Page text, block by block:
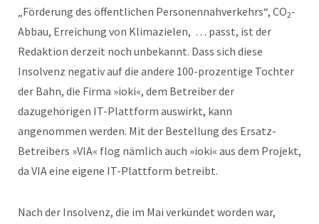
„Förderung des öffentlichen Personennahverkehrs“, CO2-
Abbau, Erreichung von Klimazielen, … passt, ist der
Redaktion derzeit noch unbekannt. Dass sich diese
Insolvenz negativ auf die andere 100-prozentige Tochter
der Bahn, die Firma »ioki«, dem Betreiber der
dazugehörigen IT-Plattform auswirkt, kann
angenommen werden. Mit der Bestellung des Ersatz-
Betreibers »VIA« flog nämlich auch »ioki« aus dem Projekt,
da VIA eine eigene IT-Plattform betreibt.
Nach der Insolvenz, die im Mai verkündet worden war,